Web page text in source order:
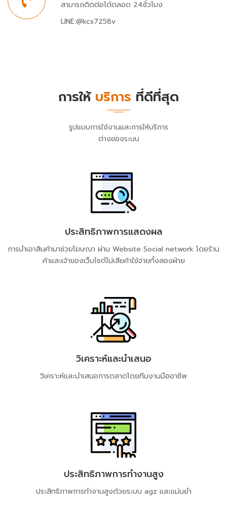
สามารถติดต่อได้ตลอด 24ชั่วโมง
LINE:@kcs7258v
การให้ บริการ ที่ดีที่สุด
รูปแบบการใช้งานและการให้บริการ
ต่างของระบบ
ประสิทธิภาพการแสดงผล
การนำเอาสินค้ามาช่วยโฆษณา ผ่าน Website Social network โดยร้าน
ค้าและเจ้าของเว็บไซต์ไม่เสียค้าใช้จ่ายทั้งสองฝ่าย
วิเคราะห์และนำเสนอ
วิเคราะห์และนำเสนอการตลาดโดยทีมงานมืออาชีพ​
ประสิทธิภาพการทำงานสูง
ประสิทธิภาพการทำงานสูงด้วยระบบ​ agz​ และแม่นยำ